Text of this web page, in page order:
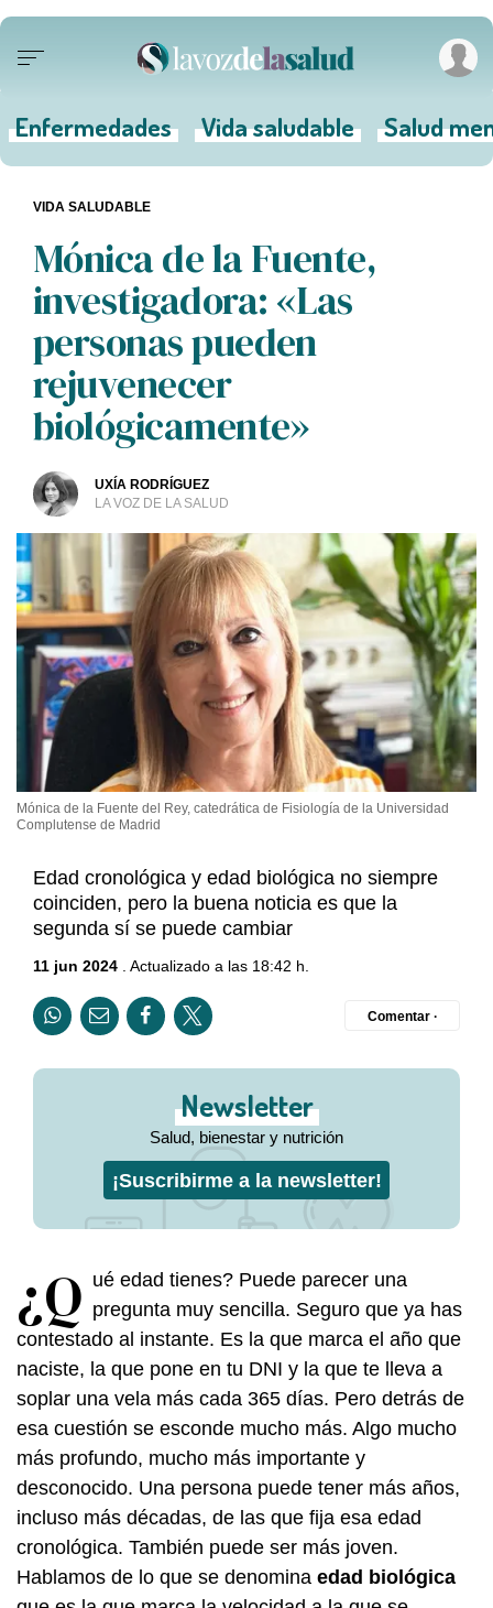
Enfermedades Vida saludable Salud
Mónica de la Fuente,
investigadora: «Las
personas pueden
rejuvenecer
biológicamente»
UXÍA RODRÍGUEZ
LA VOZ DE LA SALUD
VIDA SALUDABLE
Mónica de la Fuente del Rey, catedrática de Fisiología de la Universidad
Complutense de Madrid
Edad cronológica y edad biológica no siempre
coinciden, pero la buena noticia es que la
segunda sí se puede cambiar
11 jun 2024 . Actualizado a las 18:42 h.
Comentar ·
Newsletter
Salud, bienestar y nutrición
¡Suscribirme a la newsletter!
¿Q ué edad tienes? Puede parecer una
pregunta muy sencilla. Seguro que ya has
contestado al instante. Es la que marca el año que
naciste, la que pone en tu DNI y la que te lleva a
soplar una vela más cada 365 días. Pero detrás de
esa cuestión se esconde mucho más. Algo mucho
más profundo, mucho más importante y
desconocido. Una persona puede tener más años,
incluso más décadas, de las que fija esa edad
cronológica. También puede ser más joven.
Hablamos de lo que se denomina edad biológica